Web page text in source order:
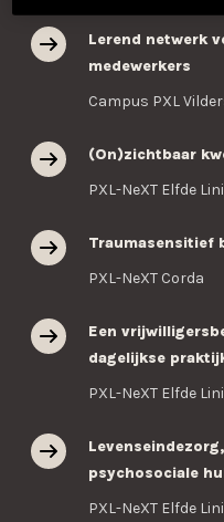
Lerend netwerk
medewerkers
Campus PXL
(On)zichtbaar
PXL-NeXT Elfde
Traumasensitief
PXL-NeXT Corda
Een
dagelijkse
PXL-NeXT Elfde
psychosociale
PXL-NeXT Elfde